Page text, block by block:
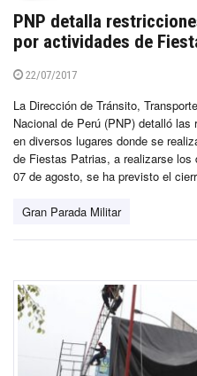
PNP detalla
por actividades de
22/07/2017
La Dirección de Tránsito,
Nacional de Perú (PNP) detalló
en diversos lugares donde se
de Fiestas Patrias, a realizarse
07 de agosto, se ha previsto el
Gran Parada Militar